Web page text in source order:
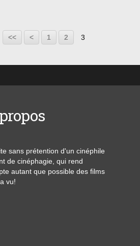
<< < 1 2 3
sans prétention d'un cinéphile
de cinéphagie, qui rend
autant que possible des films
vu!